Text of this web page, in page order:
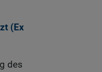
(Ex
des